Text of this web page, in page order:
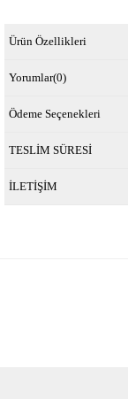
Ürün Özellikleri
Yorumlar(0)
Ödeme Seçenekleri
TESLİM SÜRESİ
İLETİŞİM